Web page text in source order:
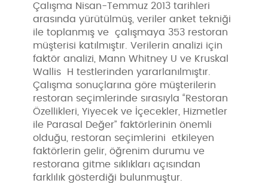
Çalışma Nisan-Temmuz 2013 tarihleri
arasında yürütülmüş, veriler anket tekniği
ile toplanmış ve çalışmaya 353 restoran
müşterisi katılmıştır. Verilerin analizi için
faktör analizi, Mann Whitney U ve Kruskal
Wallis H testlerinden yararlanılmıştır.
Çalışma sonuçlarına göre müşterilerin
restoran seçimlerinde sırasıyla “Restoran
Özellikleri, Yiyecek ve İçecekler, Hizmetler
ile Parasal Değer” faktörlerinin önemli
olduğu, restoran seçimlerini etkileyen
faktörlerin gelir, öğrenim durumu ve
restorana gitme sıklıkları açısından
farklılık gösterdiği bulunmuştur.